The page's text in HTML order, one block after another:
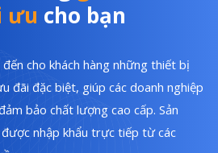
ưu cho bạn
cho khách hàng những thiết bị
đãi đặc biệt, giúp các doanh nghiệp
bảo chất lượng cao cấp. Sản
nhập khẩu trực tiếp từ các